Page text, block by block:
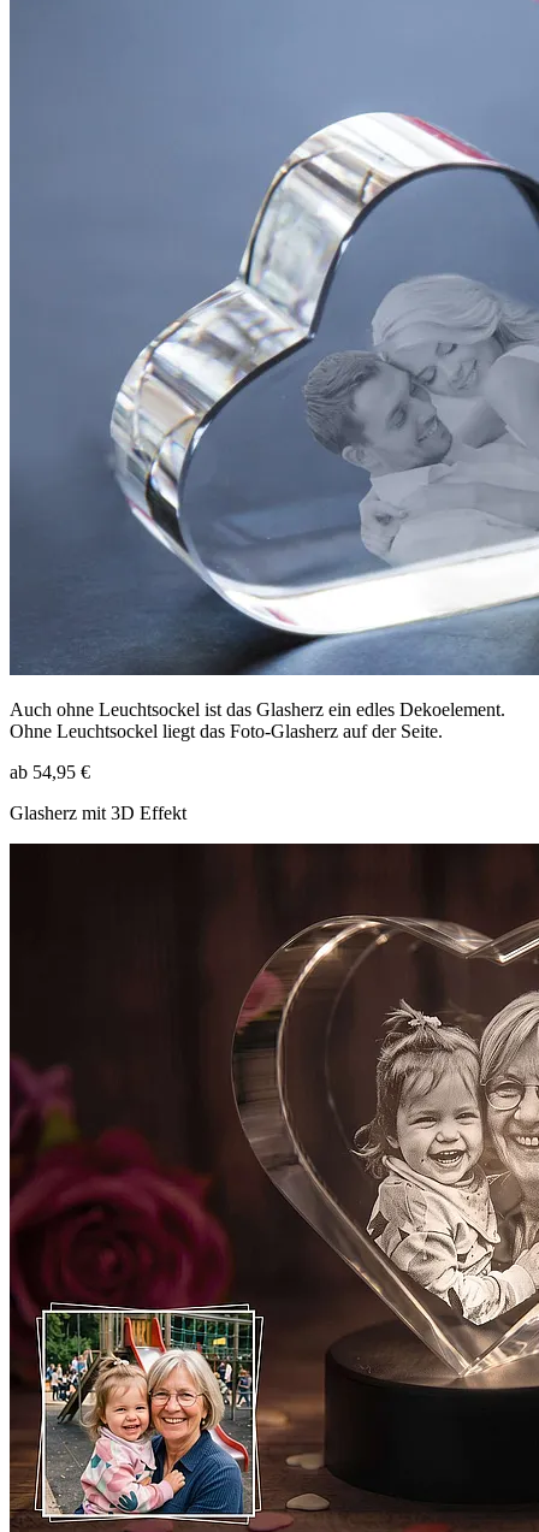
Auch ohne Leuchtsockel ist das Glasherz ein edles Dekoelement.
Ohne Leuchtsockel liegt das Foto-Glasherz auf der Seite.
ab 54,95 €
Glasherz mit 3D Effekt